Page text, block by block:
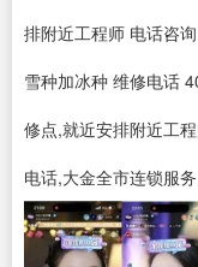
排附近工程师 电话咨
雪种加冰种 维修电话
修点,就近安排附近工
电话,大金全市连锁服